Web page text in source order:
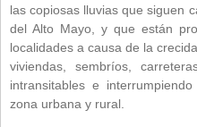
las copiosas lluvias que siguen
del Alto Mayo, y que están
localidades a causa de la
viviendas, sembríos,
intransitables e
zona urbana y rural.